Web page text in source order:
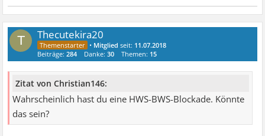
T Thecutekira20
• Mitglied seit: 11.07.2018
Beiträge:284 Danke:30 Themen: 15
Zitat von Christian146:
Wahrscheinlich hast du eine HWS-BWS-Blockade. Könnte
das sein?